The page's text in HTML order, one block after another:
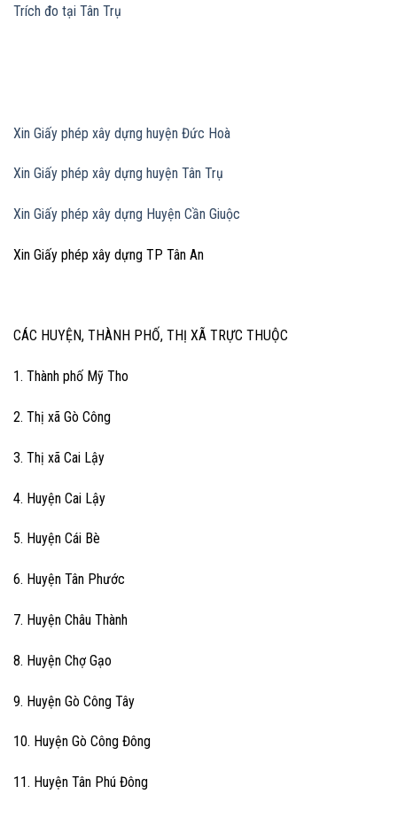
Trích đo tại Tân Trụ
Xin Giấy phép xây dựng huyện Đức Hoà
Xin Giấy phép xây dựng huyện Tân Trụ
Xin Giấy phép xây dựng Huyện Cần Giuộc
Xin Giấy phép xây dựng TP Tân An
CÁC HUYỆN, THÀNH PHỐ, THỊ XÃ TRỰC THUỘC
1. Thành phố Mỹ Tho
2. Thị xã Gò Công
3. Thị xã Cai Lậy
4. Huyện Cai Lậy
5. Huyện Cái Bè
6. Huyện Tân Phước
7. Huyện Châu Thành
8. Huyện Chợ Gạo
9. Huyện Gò Công Tây
10. Huyện Gò Công Đông
11. Huyện Tân Phú Đông